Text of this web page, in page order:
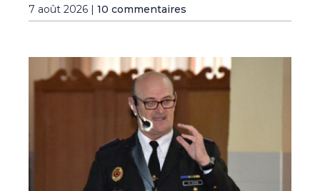
7 août 2026 | 10 commentaires